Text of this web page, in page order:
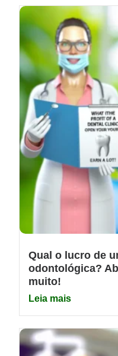
Qual o lucro de
odontológica?
muito!
Leia mais